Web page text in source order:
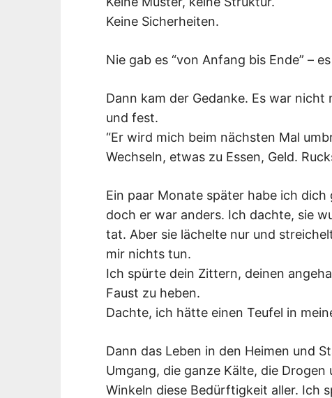
Keine Sicherheiten.
Nie gab es “von Anfang bis Ende” –
Dann kam der Gedanke. Es war
und fest.
“Er wird mich beim nächsten Mal
Wechseln, etwas zu Essen, Geld.
Ein paar Monate später habe ich
doch er war anders. Ich dachte, sie
tat. Aber sie lächelte nur und
mir nichts tun.
Ich spürte dein Zittern, deinen
Faust zu heben.
Dachte, ich hätte einen Teufel in
Dann das Leben in den Heimen und
Umgang, die ganze Kälte, die Drogen
Winkeln diese Bedürftigkeit aller. Ich